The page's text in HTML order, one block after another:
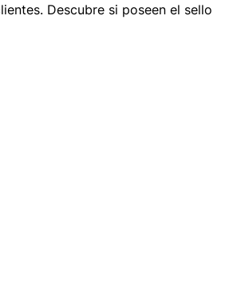
Descubre si poseen el sello